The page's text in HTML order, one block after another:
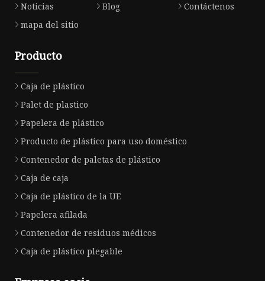
Noticias
Blog
Contáctenos
mapa del sitio
Producto
Caja de plástico
Palet de plastico
Papelera de plástico
Producto de plástico para uso doméstico
Contenedor de paletas de plástico
Caja de caja
Caja de plástico de la UE
Papelera afilada
Contenedor de residuos médicos
Caja de plástico plegable